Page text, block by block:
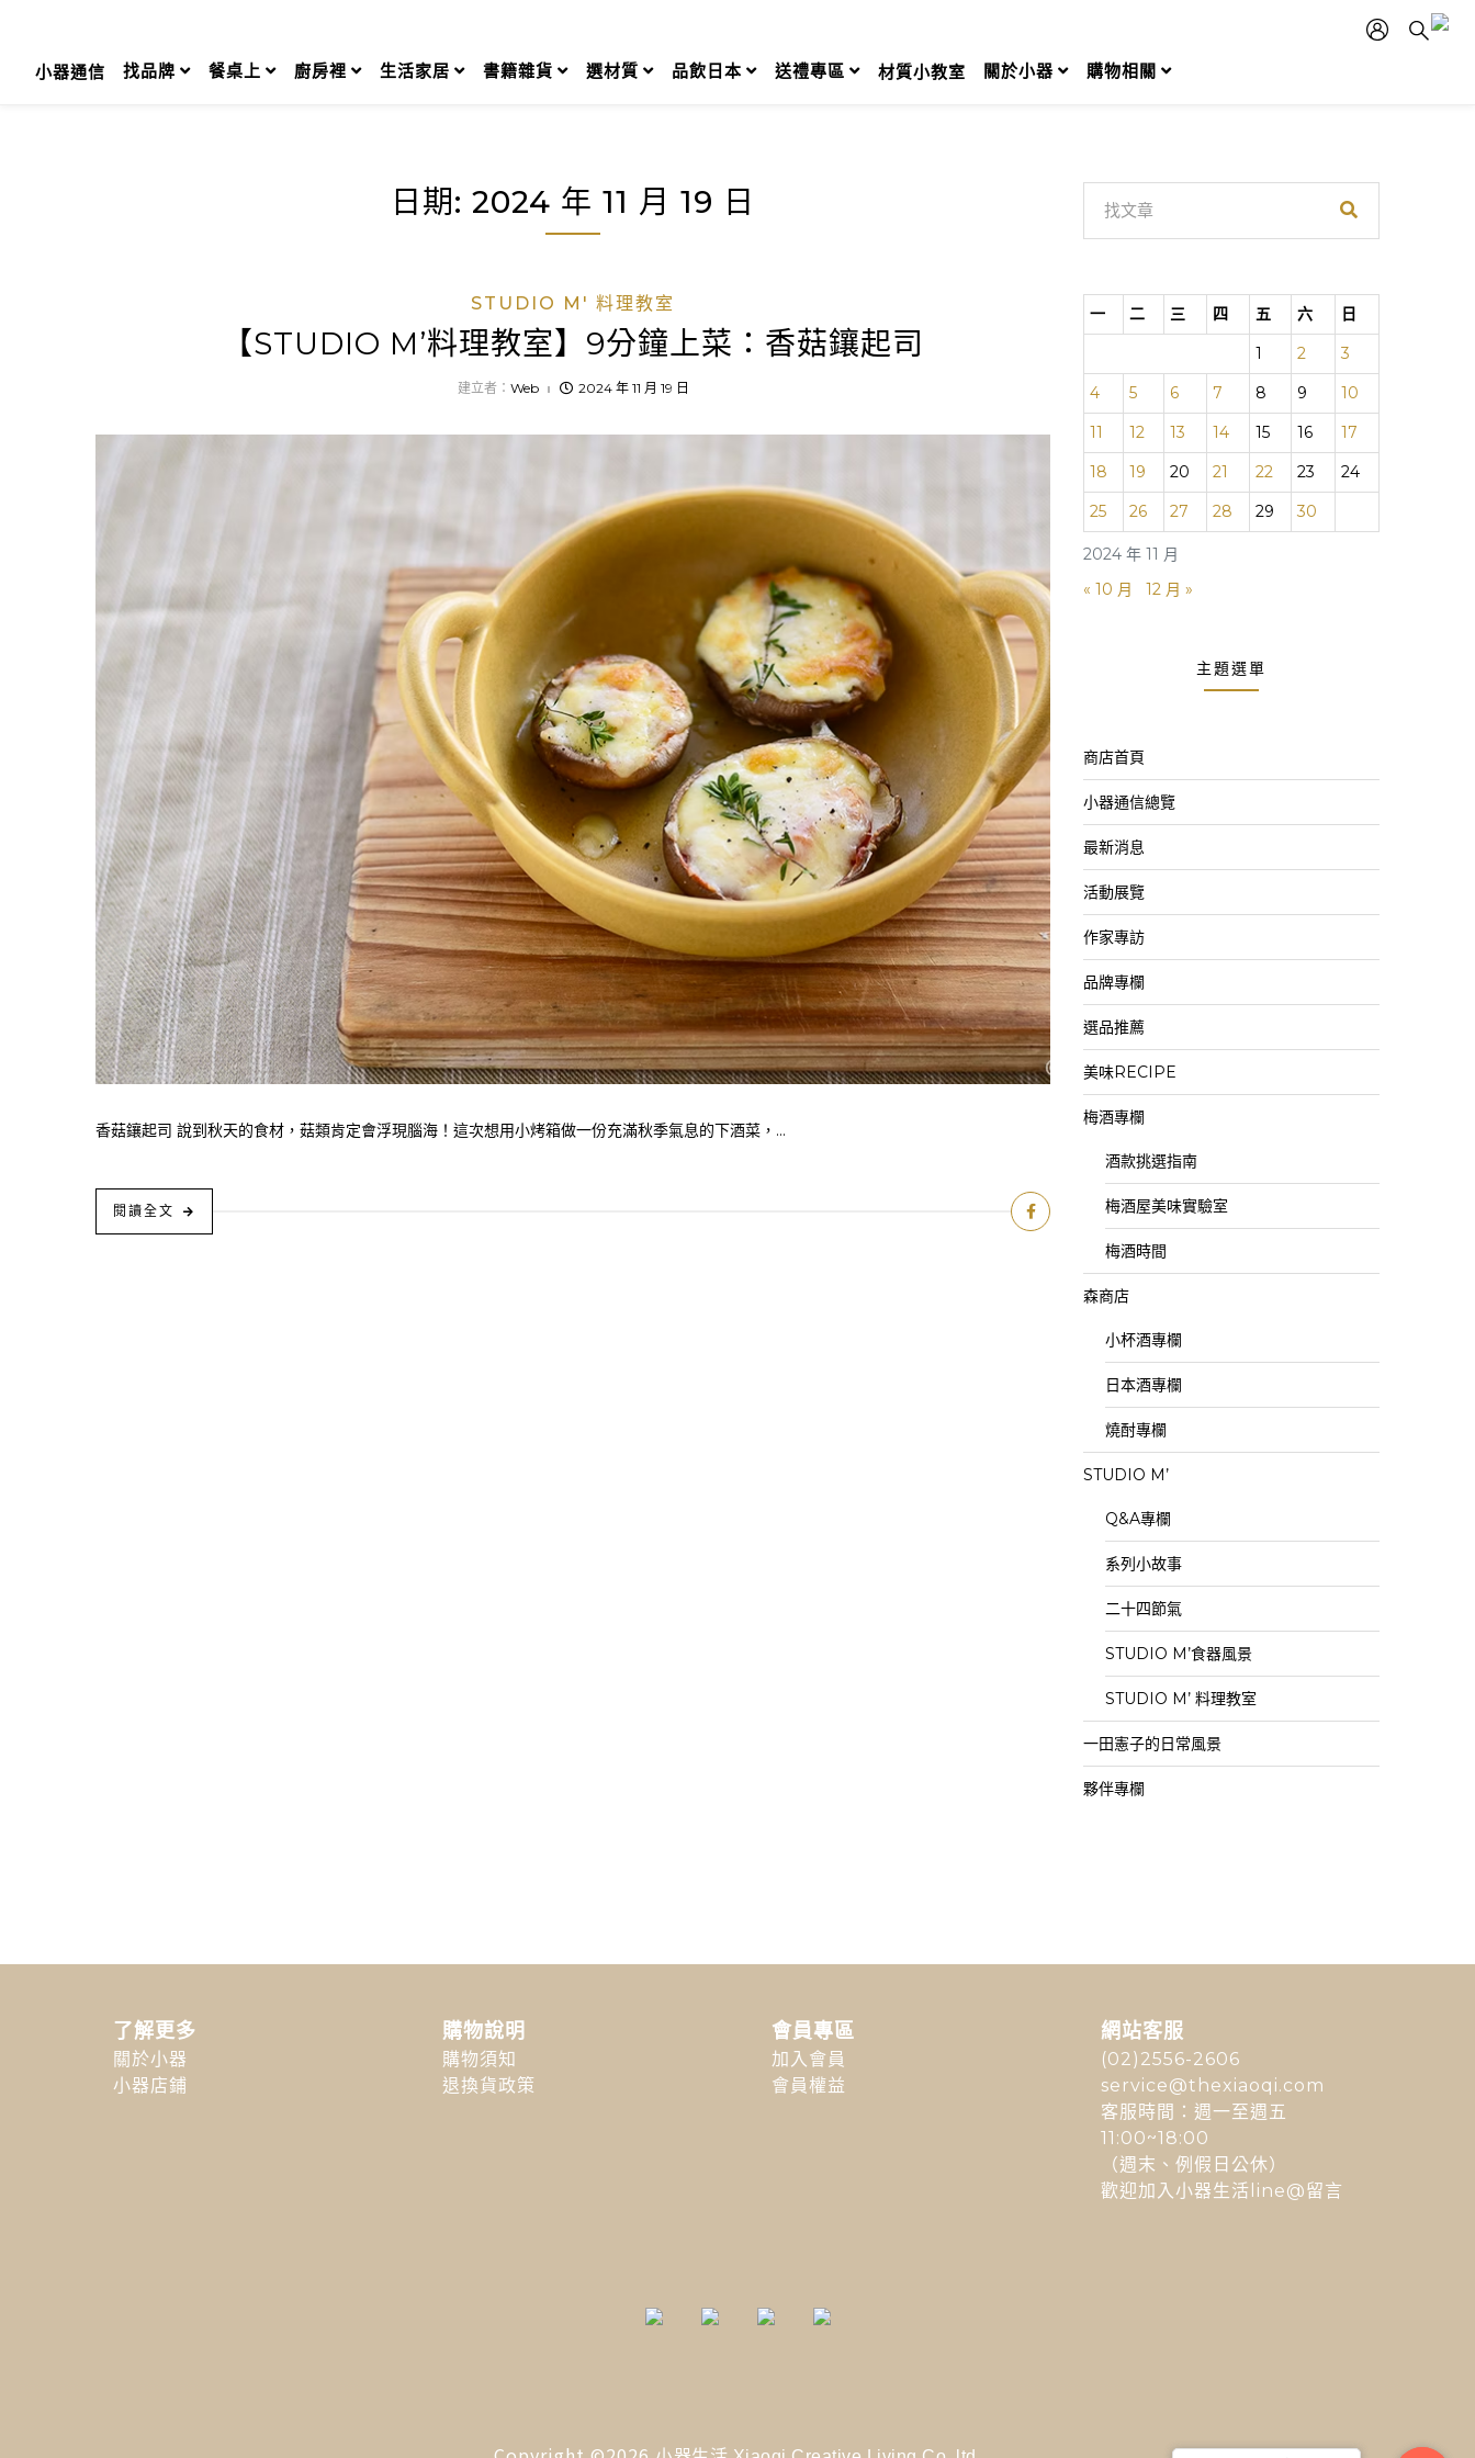
content小器通信 找品牌 餐桌上 廚房裡 生活家居 書籍雜貨 選材質 品飲日本 送禮專區 材質小教室 關於小器 購物相關
日期: 2024 年 11 月 19 日
STUDIO M' 料理教室
【STUDIO M’料理教室】9分鐘上菜：香菇鑲起司
建立者： Web 2024 年 11 月 19 日
香菇鑲起司 說到秋天的食材，菇類肯定會浮現腦海！這次想用小烤箱做一份充滿秋季氣息的下酒菜，...
閱讀全文
2024 年 11 月
一 二 三 四 五 六
日
1
2
3
4
5 6 7 8 9
10
11
12 13 14 15 16
17
18
19 20 21 22 23
24
25
26 27 28 29 30
« 10 月 12 月 »
主題選單
商店首頁
小器通信總覽
最新消息
活動展覽
作家專訪
品牌專欄
選品推薦
美味RECIPE
梅酒專欄
酒款挑選指南
梅酒屋美味實驗室
梅酒時間
森商店
小杯酒專欄
日本酒專欄
燒酎專欄
STUDIO M’
Q&A專欄
系列小故事
二十四節氣
STUDIO M’食器風景
STUDIO M’ 料理教室
一田憲子的日常風景
夥伴專欄
了解更多
關於小器
小器店鋪
購物說明
購物須知
退換貨政策
會員專區
加入會員
會員權益
網站客服
(02)2556-2606
service@thexiaoqi.com
客服時間：週一至週五
11:00~18:00
（週末、例假日公休）
歡迎加入小器生活line@留言